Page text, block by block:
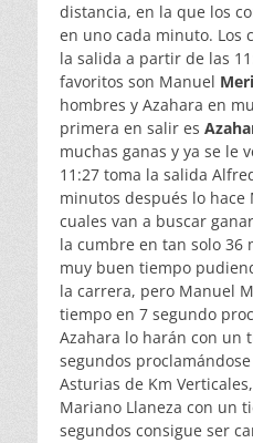
distancia, en la que los
en uno cada minuto. Los
la salida a partir de las
favoritos son Manuel
hombres y Azahara en
primera en salir es
muchas ganas y ya se le
11:27 toma la salida
minutos después lo
cuales van a buscar
la cumbre en tan solo 36
muy buen tiempo
la carrera, pero Manuel
tiempo en 7 segundo
Azahara lo harán con un
segundos
Asturias de Km
Mariano Llaneza con un
segundos consigue ser